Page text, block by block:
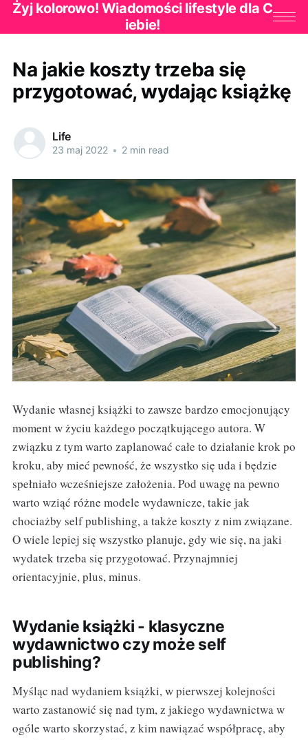
Żyj kolorowo! Wiadomości lifestyle dla C
iebie!
Na jakie koszty trzeba się
przygotować, wydając książkę
Life
23 maj 2022 • 2 min read
Wydanie własnej książki to zawsze bardzo emocjonujący
moment w życiu każdego początkującego autora. W
związku z tym warto zaplanować całe to działanie krok po
kroku, aby mieć pewność, że wszystko się uda i będzie
spełniało wcześniejsze założenia. Pod uwagę na pewno
warto wziąć różne modele wydawnicze, takie jak
chociażby self publishing, a także koszty z nim związane.
O wiele lepiej się wszystko planuje, gdy wie się, na jaki
wydatek trzeba się przygotować. Przynajmniej
orientacyjnie, plus, minus.
Wydanie książki - klasyczne
wydawnictwo czy może self
publishing?
Myśląc nad wydaniem książki, w pierwszej kolejności
warto zastanowić się nad tym, z jakiego wydawnictwa w
ogóle warto skorzystać, z kim nawiązać współpracę, aby